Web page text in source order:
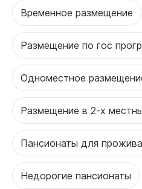
Временное размещение
Размещение по гос
Одноместное
Размещение в 2-х
Пансионаты для
Недорогие пансионаты